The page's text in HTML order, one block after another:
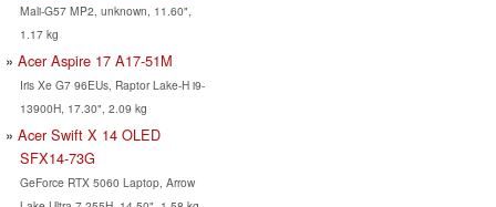
Mali-G57 MP2, unknown, 11.60",
1.17 kg
Acer Aspire 17 A17-51M
Iris Xe G7 96EUs, Raptor Lake-H i9-
13900H, 17.30", 2.09 kg
Acer Swift X 14 OLED
SFX14-73G
GeForce RTX 5060 Laptop, Arrow